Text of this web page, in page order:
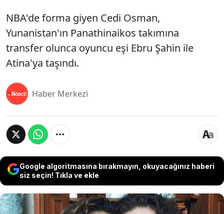
NBA'de forma giyen Cedi Osman,
Yunanistan'ın Panathinaikos takımına
transfer olunca oyuncu eşi Ebru Şahin ile
Atina'ya taşındı.
Haber Merkezi
Google algoritmasına bırakmayın, okuyacağınız haberi
siz seçin! Tıkla ve ekle